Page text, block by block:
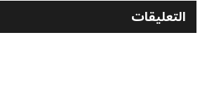
التعليقات